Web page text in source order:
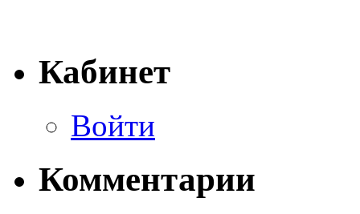
Кабинет
Войти
Комментарии